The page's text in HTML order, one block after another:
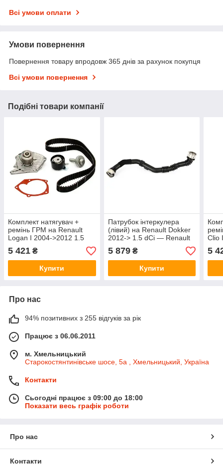
Всі умови оплати
Умови повернення
Повернення товару впродовж 365 днів за рахунок покупця
Всі умови повернення
Подібні товари компанії
Комплект натягувач +
ремінь ГРМ на Renault
Logan I 2004->2012 1.5
dCi — Renault (Оригінал) -
119A02421R
5 421 ₴
Купити
Патрубок інтеркулера
(лівий) на Renault Dokker
2012-> 1.5 dCi — Renault
(Оригінал) - 144609369R
5 879₴
Купити
Clio
5
Про нас
94% позитивних з 255 відгуків за рік
Працює з 06.06.2011
м. Хмельницький
Старокостянтинівське шосе, 5а , Хмельницький, Україна
Контакти
Сьогодні працює з 09:00 до 18:00
Показати весь графік роботи
Про нас
Контакти